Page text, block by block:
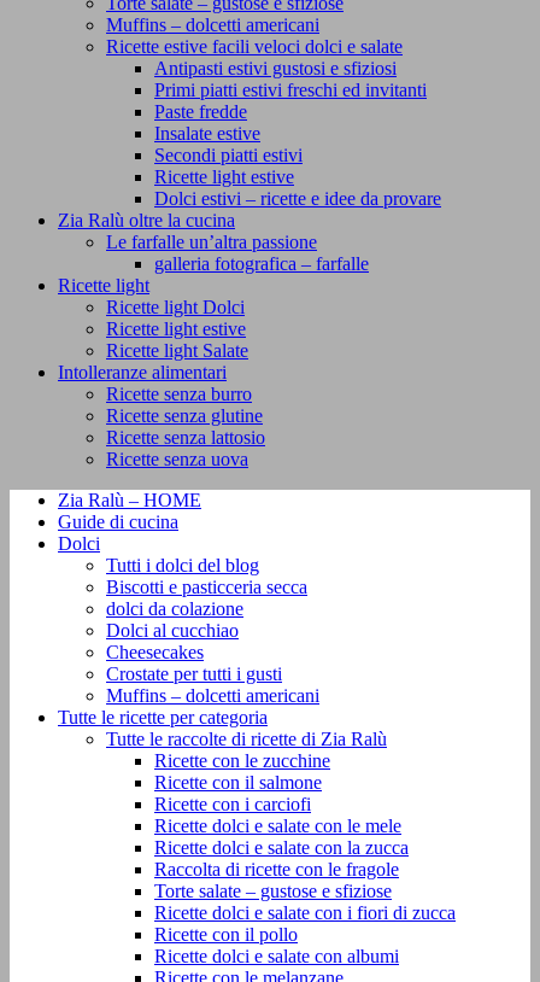
Muffins – dolcetti americani
Ricette estive facili veloci dolci e salate
Antipasti estivi gustosi e sfiziosi
Primi piatti estivi freschi ed invitanti
Paste fredde
Insalate estive
Secondi piatti estivi
Ricette light estive
Dolci estivi – ricette e idee da provare
Zia Ralù oltre la cucina
Le farfalle un’altra passione
galleria fotografica – farfalle
Ricette light
Ricette light Dolci
Ricette light estive
Ricette light Salate
Intolleranze alimentari
Ricette senza burro
Ricette senza glutine
Ricette senza lattosio
Ricette senza uova
Zia Ralù – HOME
Guide di cucina
Dolci
Tutti i dolci del blog
Biscotti e pasticceria secca
dolci da colazione
Dolci al cucchiao
Cheesecakes
Crostate per tutti i gusti
Muffins – dolcetti americani
Tutte le ricette per categoria
Tutte le raccolte di ricette di Zia Ralù
Ricette con le zucchine
Ricette con il salmone
Ricette con i carciofi
Ricette dolci e salate con le mele
Ricette dolci e salate con la zucca
Raccolta di ricette con le fragole
Torte salate – gustose e sfiziose
Ricette dolci e salate con i fiori di zucca
Ricette con il pollo
Ricette dolci e salate con albumi
Ricette con le melanzane